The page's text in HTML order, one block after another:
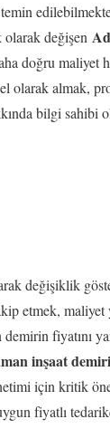
değişen
doğru maliyet
olarak almak,
bilgi sahibi
değişiklik
etmek, maliyet
fiyatını
inşaat
için kritik
fiyatlı